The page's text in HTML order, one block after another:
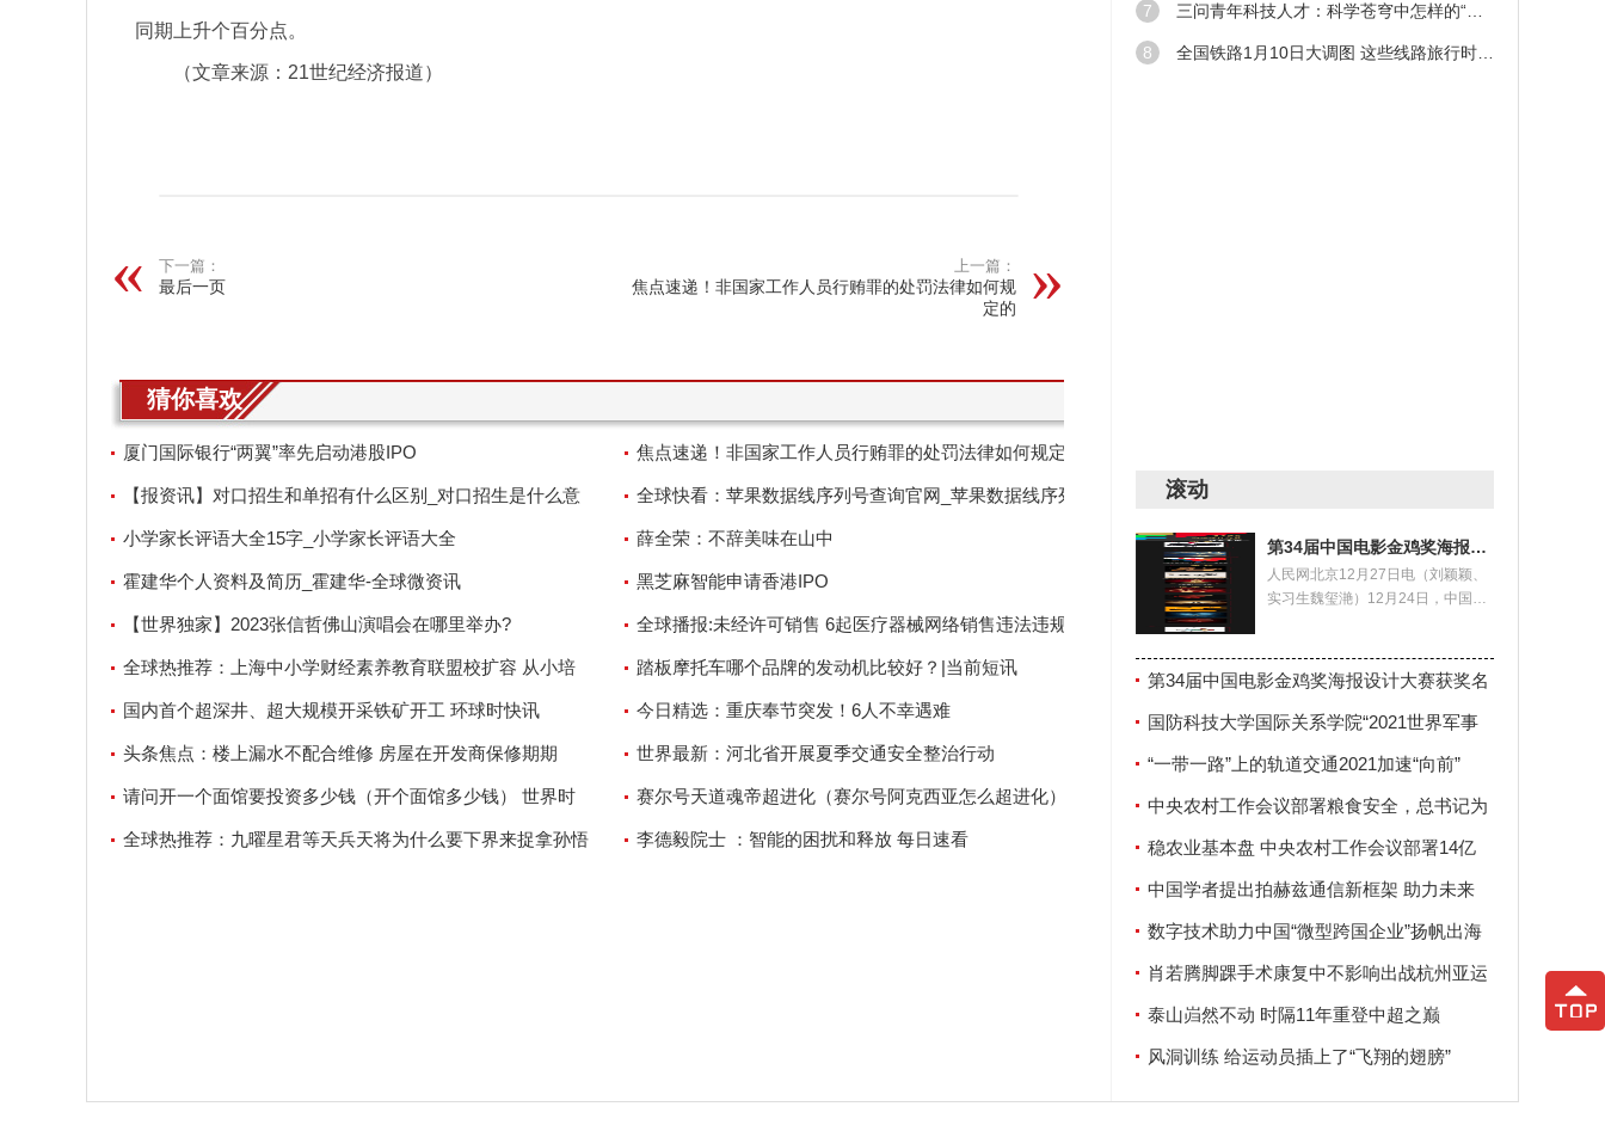
同期上升个百分点。
（文章来源：21世纪经济报道）
下一篇：
最后一页
上一篇：
焦点速递！非国家工作人员行贿罪的处罚法律如何规
定的
猜你喜欢
厦门国际银行“两翼”率先启动港股IPO 焦点速递！非国家工作人员行贿罪的处罚法律如何规定的
【报资讯】对口招生和单招有什么区别_对口招生是什么意
思
全球快看：苹果数据线序列号查询官网_苹果数据线序列号
查询
小学家长评语大全15字_小学家长评语大全 薛全荣：不辞美味在山中
霍建华个人资料及简历_霍建华-全球微资讯 黑芝麻智能申请香港IPO
【世界独家】2023张信哲佛山演唱会在哪里举办? 全球播报:未经许可销售 6起医疗器械网络销售违法违规案
件被通报
全球热推荐：上海中小学财经素养教育联盟校扩容 从小培
养孩子“财商”
踏板摩托车哪个品牌的发动机比较好？|当前短讯
国内首个超深井、超大规模开采铁矿开工 环球时快讯 今日精选：重庆奉节突发！6人不幸遇难
头条焦点：楼上漏水不配合维修 房屋在开发商保修期期
内，因楼上下水主管漏水(已排查
世界最新：河北省开展夏季交通安全整治行动
请问开一个面馆要投资多少钱（开个面馆多少钱） 世界时
讯
赛尔号天道魂帝超进化（赛尔号阿克西亚怎么超进化）_世
界看点
全球热推荐：九曜星君等天兵天将为什么要下界来捉拿孙悟 李德毅院士 ：智能的困扰和释放 每日速看
7 三问青年科技人才：科学苍穹中怎样的“新星”在闪耀
8 全国铁路1月10日大调图 这些线路旅行时间缩短！
滚动
第34届中国电影金鸡奖海报设计大赛获奖名单揭晓
人民网北京12月27日电（刘颖颖、
实习生魏玺滟）12月24日，中国电
第34届中国电影金鸡奖海报设计大赛获奖名
单揭晓
国防科技大学国际关系学院“2021世界军事
安全论坛”在南京举行
“一带一路”上的轨道交通2021加速“向前”
中央农村工作会议部署粮食安全，总书记为
何强调这两个字？
稳农业基本盘 中央农村工作会议部署14亿
人“饭碗”大事
中国学者提出拍赫兹通信新框架 助力未来
6G发展
数字技术助力中国“微型跨国企业”扬帆出海
肖若腾脚踝手术康复中不影响出战杭州亚运
会泰山岿然不动 时隔11年重登中超之巅
风洞训练 给运动员插上了“飞翔的翅膀”